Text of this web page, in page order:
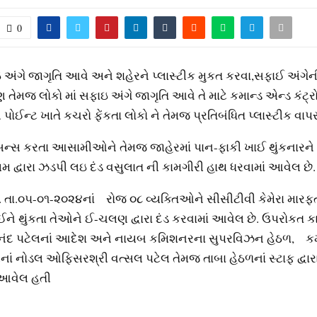
0
અંગે જાગૃતિ આવે અને શહેરને પ્‍લાસ્‍ટીક મુકત કરવા,સફાઈ અંગેની
તેમજ લોકો માં સફાઇ અંગે જાગૃતિ આવે તે માટે કમાન્‍ડ એન્‍ડ
પોઈન્‍ટ ખાતે કચરો ફેંકતા લોકો ને તેમજ પ્રતિબંધિત પ્‍લાસ્‍ટીક
કરતા આસામીઓને તેમજ જાહેરમાં પાન-ફાકી ખાઈ થુંકનારને
દ્વારા ઝડપી લઇ દંડ વસુલાત ની કામગીરી હાથ ધરવામાં આવેલ છે.
૦૧-૨૦૨૪નાંﾠરોજ ૦૮ વ્‍યક્‍તિઓને સીસીટીવી કેમેરા
થુંકતા તેઓને ઈ-ચલણ દ્વારા દંડ કરવામાં આવેલ છે. ઉપરોકત
પટેલનાં આદેશ અને નાયબ કમિશનરના સુપરવિઝન હેઠળ,ﾠ
નોડલ ઓફિસરશ્રી વત્‍સલ પટેલ તેમજ તાબા હેઠળનાં સ્‍ટાફ દ્વારા
આવેલ હતી